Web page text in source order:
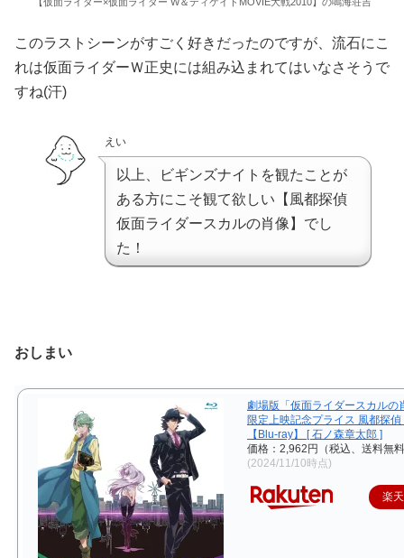
このラストシーンがすごく好きだったのですが、流石にこ
れは仮面ライダーＷ正史には組み込まれてはいなさそうで
すね(汗)
えい
以上、ビギンズナイトを観たことが
ある方にこそ観て欲しい【風都探偵
仮面ライダースカルの肖像】でし
た！
おしまい
劇場版「仮面ライダースカルの
限定上映記念プライス 風都探偵
【Blu-ray】 [ 石ノ森章太郎 ]
価格：2,962円（税込、送料無
(2024/11/10時点)
楽